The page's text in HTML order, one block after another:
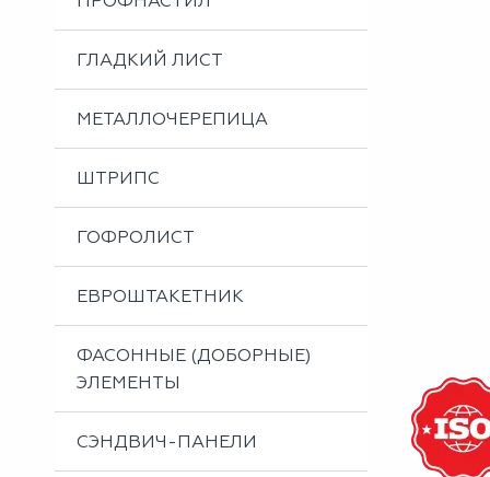
Металлоизделия
Проектирование вентилируемых фасадов
Вальцовка листового металла
ГЛАДКИЙ ЛИСТ
МЕТАЛЛОЧЕРЕПИЦА
ШТРИПС
ГОФРОЛИСТ
ЕВРОШТАКЕТНИК
ФАСОННЫЕ (ДОБОРНЫЕ)
ЭЛЕМЕНТЫ
СЭНДВИЧ-ПАНЕЛИ